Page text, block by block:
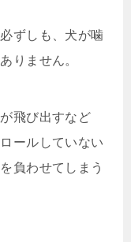
ずしも、犬が噛
りません。
飛び出すなど
ールしていない
負わせてしまう